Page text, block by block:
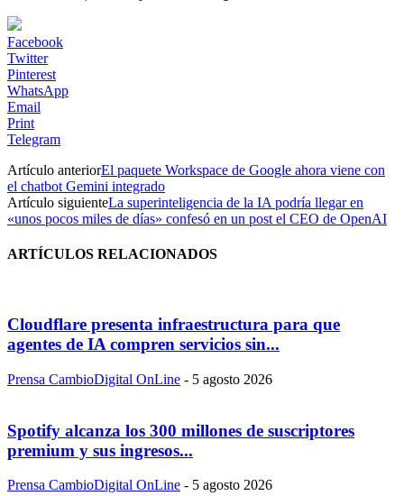
Facebook
Twitter
Pinterest
WhatsApp
Email
Print
Telegram
Artículo anteriorEl paquete Workspace de Google ahora viene con
el chatbot Gemini integrado
Artículo siguienteLa superinteligencia de la IA podría llegar en
«unos pocos miles de días» confesó en un post el CEO de OpenAI
ARTÍCULOS RELACIONADOS
Cloudflare presenta infraestructura para que
agentes de IA compren servicios sin...
Prensa CambioDigital OnLine - 5 agosto 2026
Spotify alcanza los 300 millones de suscriptores
premium y sus ingresos...
Prensa CambioDigital OnLine - 5 agosto 2026